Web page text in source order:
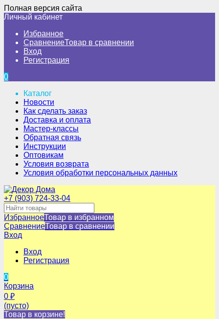
Полная версия сайта
Личный кабинет
Избранное
СравнениеТовар в сравнении
Вход
Регистрация
0
Каталог
Новости
Как сделать заказ
Доставка и оплата
Мастер-классы
Обратная связь
Инструкции
Оптовикам
Условия возврата
Условия обработки персональных данных
+7 (903) 724-33-04
ИзбранноеТовар в избранном
СравнениеТовар в сравнении
Вход
Вход
Регистрация
0
Корзина
0 ₽
(пусто)
Товар в корзине!